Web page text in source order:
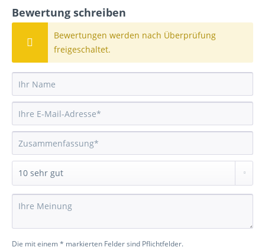
Bewertung schreiben
Bewertungen werden nach Überprüfung
freigeschaltet.
Die mit einem * markierten Felder sind Pflichtfelder.